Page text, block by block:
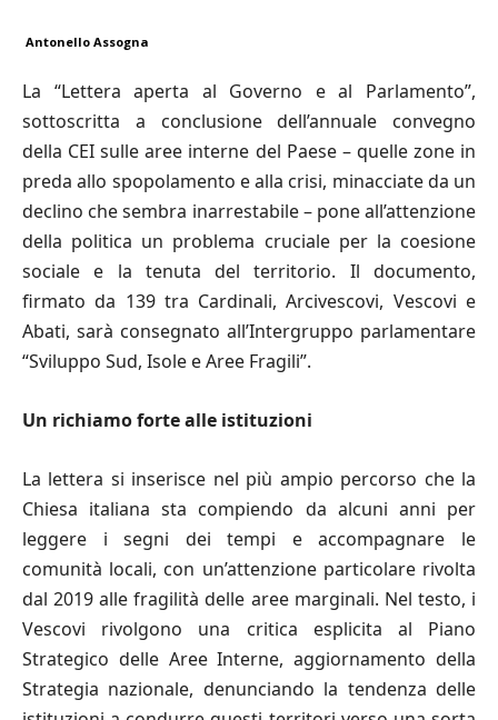
Antonello Assogna
La “Lettera aperta al Governo e al Parlamento”,
sottoscritta a conclusione dell’annuale convegno
della CEI sulle aree interne del Paese – quelle zone in
preda allo spopolamento e alla crisi, minacciate da un
declino che sembra inarrestabile – pone all’attenzione
della politica un problema cruciale per la coesione
sociale e la tenuta del territorio. Il documento,
firmato da 139 tra Cardinali, Arcivescovi, Vescovi e
Abati, sarà consegnato all’Intergruppo parlamentare
“Sviluppo Sud, Isole e Aree Fragili”.
Un richiamo forte alle istituzioni
La lettera si inserisce nel più ampio percorso che la
Chiesa italiana sta compiendo da alcuni anni per
leggere i segni dei tempi e accompagnare le
comunità locali, con un’attenzione particolare rivolta
dal 2019 alle fragilità delle aree marginali. Nel testo, i
Vescovi rivolgono una critica esplicita al Piano
Strategico delle Aree Interne, aggiornamento della
Strategia nazionale, denunciando la tendenza delle